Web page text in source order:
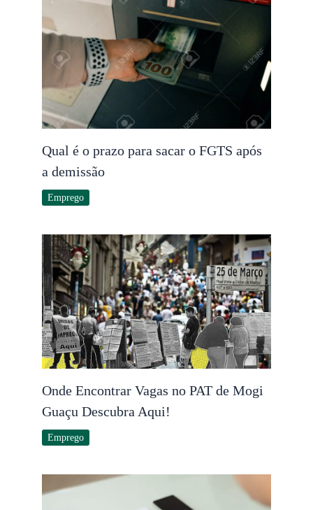
Qual é o prazo para sacar o FGTS após
a demissão
Emprego
Onde Encontrar Vagas no PAT de Mogi
Guaçu Descubra Aqui!
Emprego